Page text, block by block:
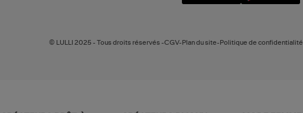
© LULLI 2025 - Tous droits réservés -CGV-Plan du site-Politique de confidentialité